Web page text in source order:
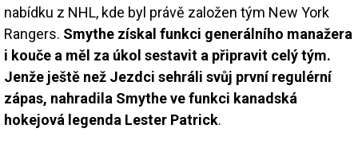
nabídku z NHL, kde byl právě založen tým New York
Rangers. Smythe získal funkci generálního manažera
i kouče a měl za úkol sestavit a připravit celý tým.
Jenže ještě než Jezdci sehráli svůj první regulérní
zápas, nahradila Smythe ve funkci kanadská
hokejová legenda Lester Patrick.